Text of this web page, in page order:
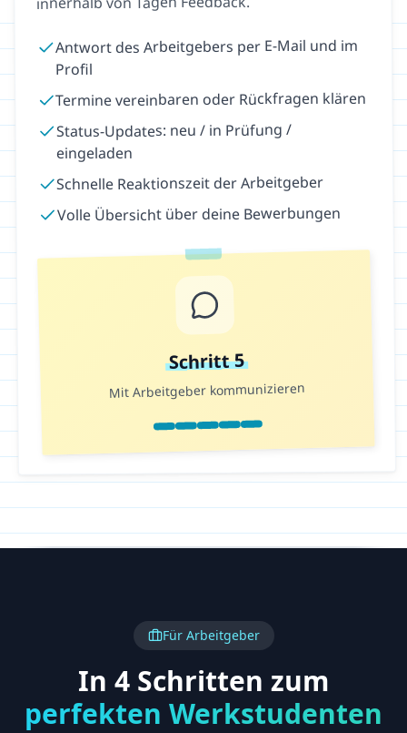
Antwort des Arbeitgebers per E-Mail und im
Profil
Termine vereinbaren oder Rückfragen klären
Status-Updates: neu / in Prüfung /
eingeladen
Schnelle Reaktionszeit der Arbeitgeber
Volle Übersicht über deine Bewerbungen
Schritt5
Mit Arbeitgeber kommunizieren
Für Arbeitgeber
In 4 Schritten zum
perfekten Werkstudenten